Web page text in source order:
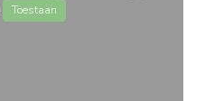
Toestaan